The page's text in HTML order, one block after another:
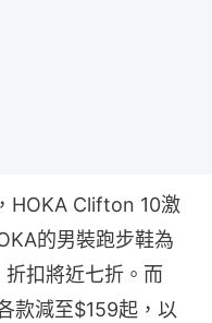
HOKA Clifton 10激
的男裝跑步鞋為
扣將近七折。而
款減至$159起，以